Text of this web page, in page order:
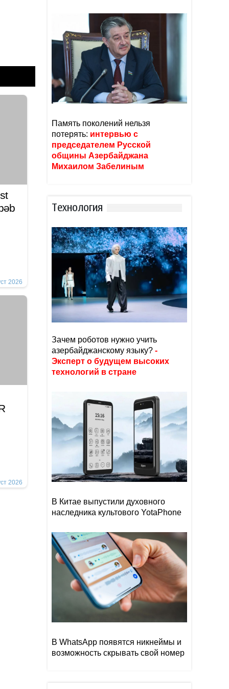
2026
2026
Память поколений нельзя
потерять: интервью с
председателем Русской
общины Азербайджана
Михаилом Забелиным
Тexнoлoгия
Зачем роботов нужно учить
азербайджанскому языку? -
Эксперт о будущем высоких
технологий в стране
В Китае выпустили духовного
наследника культового YotaPhone
В WhatsApp появятся никнеймы и
возможность скрывать свой номер